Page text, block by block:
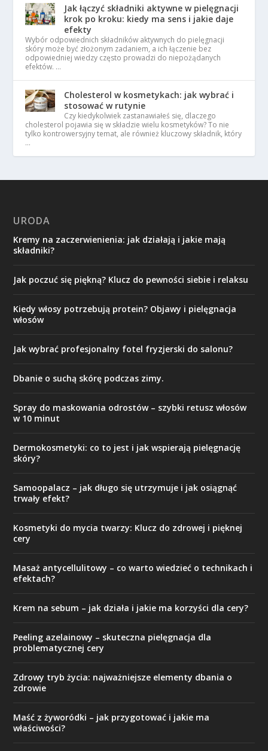
Jak łączyć składniki aktywne w pielęgnacji
krok po kroku: kiedy ma sens i jakie daje
efekty
Wybór odpowiednich składników aktywnych do pielęgnacji
skóry może być złożonym zadaniem, a ich łączenie bez
odpowiedniej wiedzy często prowadzi do niepożądanych
efektów. …
Cholesterol w kosmetykach: jak wybrać i
stosować w rutynie
Czy kiedykolwiek zastanawiałeś się, dlaczego
cholesterol pojawia się w składzie wielu kosmetyków? To nie
tylko kontrowersyjny temat, ale również kluczowy składnik, który
…
URODA
Kremy na zaczerwienienia: jak działają i jakie mają
składniki?
Jak poczuć się piękną? Klucz do pewności siebie i relaksu
Kiedy włosy potrzebują protein? Objawy i pielęgnacja
włosów
Jak wybrać profesjonalny fotel fryzjerski do salonu?
Dbanie o suchą skórę podczas zimy.
Spray do maskowania odrostów – szybki retusz włosów
w 10 minut
Dermokosmetyki: co to jest i jak wspierają pielęgnację
skóry?
Samoopalacz – jak długo się utrzymuje i jak osiągnąć
trwały efekt?
Kosmetyki do mycia twarzy: Klucz do zdrowej i pięknej
cery
Masaż antycellulitowy – co warto wiedzieć o technikach i
efektach?
Krem na sebum – jak działa i jakie ma korzyści dla cery?
Peeling azelainowy – skuteczna pielęgnacja dla
problematycznej cery
Zdrowy tryb życia: najważniejsze elementy dbania o
zdrowie
Maść z żyworódki – jak przygotować i jakie ma
właściwości?